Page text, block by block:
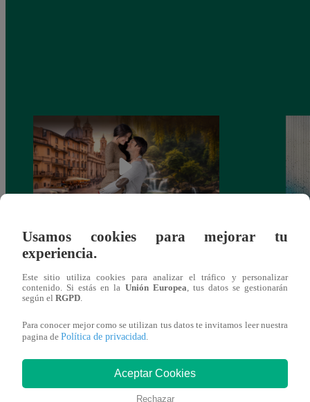
Latina estrenará el 28 de abril “Mi vida
eres tú”: una historia de cartas y amor que
lo cambiará todo
También te puede
Usamos cookies para mejorar tu
experiencia.
Este sitio utiliza cookies para analizar el tráfico y personalizar
contenido. Si estás en la Unión Europea , tus datos se gestionarán
según el RGPD
Para conocer mejor como se utilizan tus datos te invitamos leer nuestra
pagina de Política de privacidad
Aceptar Cookies
Rechazar